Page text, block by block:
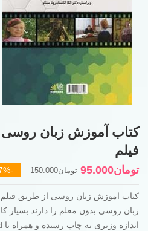
کتاب آموزش زبان روسی
فیلم
تومان150.000قیمت
بود.
تومان95.000
قیمت
است.
کتاب اموزش زبان روسی از طریق فیلم
زبان روسی بدون معلم را دارند بسیار
اندازه وزیری به چاپ رسیده و همراه با cd عرضه می شود